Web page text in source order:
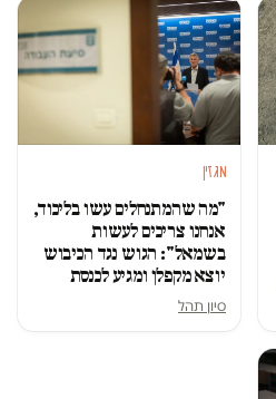
מגזין
"מה שהמתנחלים עשו בליכוד,
אנחנו צריכים לעשות
בשמאל": הגוש נגד הכיבוש
יוצא מקפלן ומגיע לכנסת
סיון תהל